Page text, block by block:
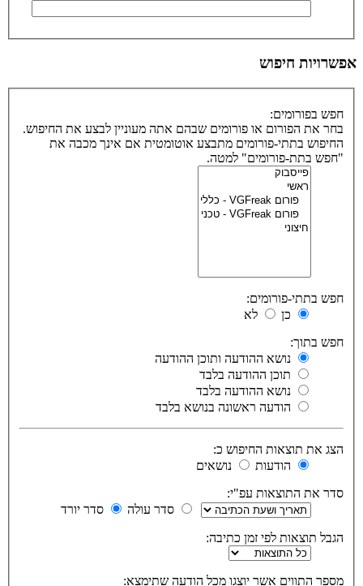
אפשרויות חיפוש
חפש בפורומים:
בחר את הפורום או פורומים שבהם אתה מעוניין לבצע את החיפוש.
החיפוש בתתי-פורומים מתבצע אוטומטית אם אינך מכבה את
"חפש בתת-פורומים" למטה.
חפש בתתי-פורומים:
כן
לא
חפש בתוך:
נושא ההודעה ותוכן ההודעה
תוכן ההודעה בלבד
נושא ההודעה בלבד
הודעה ראשונה בנושא בלבד
הצג את תוצאות החיפוש כ:
הודעות
נושאים
סדר את התוצאות עפ"י:
סדר עולה
סדר יורד
הגבל תוצאות לפי זמן כתיבה:
מספר התווים אשר יוצגו מכל הודעה שתימצא: